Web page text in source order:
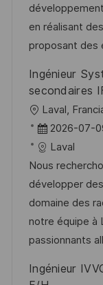
ó
n
e
p
u
l
a
c
en réalisant
proposant des
Ingénieur
secondaires
U
b
c
a
c
i
ó
Laval,
F
e
c
h
a
d
e
u
2026-07-
Laval
Nous
développer
domaine des
notre équipe à
passionnants
Ingénieur